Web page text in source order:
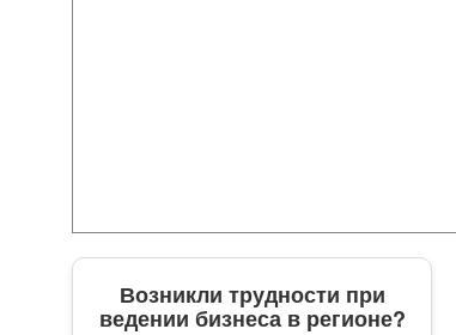
Возникли трудности при
ведении бизнеса в регионе?